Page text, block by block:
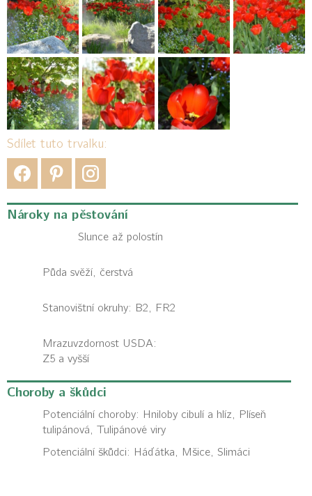
Sdílet tuto trvalku:
Nároky na pěstování
Slunce až polostín
Půda svěží, čerstvá
Stanovištní okruhy: B2, FR2
Mrazuvzdornost USDA:
Z5 a vyšší
Choroby a škůdci
Potenciální choroby: Hniloby cibulí a hlíz, Plíseň
tulipánová, Tulipánové viry
Potenciální škůdci: Háďátka, Mšice, Slimáci